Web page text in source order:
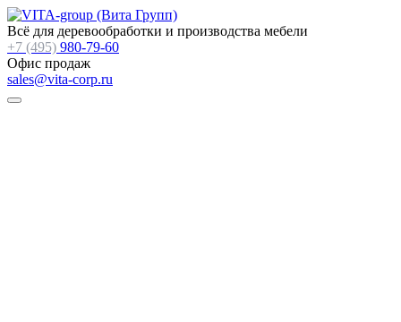
Всё для деревообработки и производства мебели
+7 (495) 980-79-60
Офис продаж
sales@vita-corp.ru